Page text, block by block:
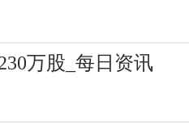
万股_每日资讯